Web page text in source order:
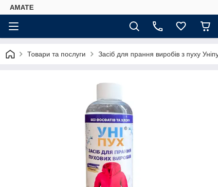
AMATE
Товари та послуги Засіб для прання виробів з пуху